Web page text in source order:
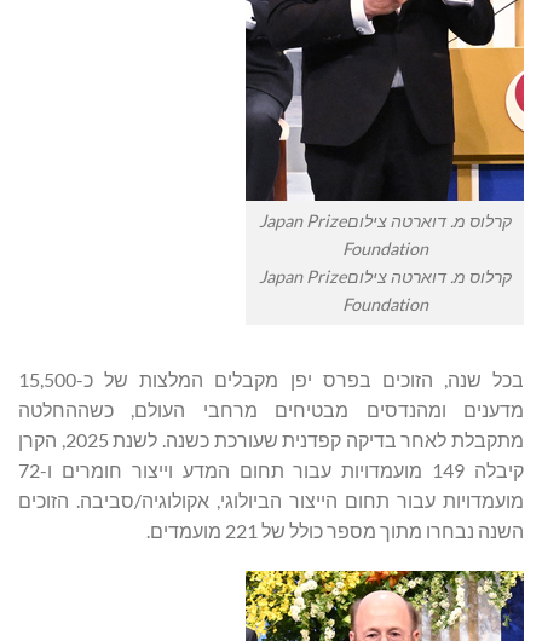
קרלוס מ. דוארטה צילוםJapan Prize
Foundation
קרלוס מ. דוארטה צילוםJapan Prize
Foundation
בכל שנה, הזוכים בפרס יפן מקבלים המלצות של כ-15,500
מדענים ומהנדסים מבטיחים מרחבי העולם, כשההחלטה
מתקבלת לאחר בדיקה קפדנית שעורכת כשנה. לשנת 2025, הקרן
קיבלה 149 מועמדויות עבור תחום המדע וייצור חומרים ו-72
מועמדויות עבור תחום הייצור הביולוגי, אקולוגיה/סביבה. הזוכים
השנה נבחרו מתוך מספר כולל של 221 מועמדים.